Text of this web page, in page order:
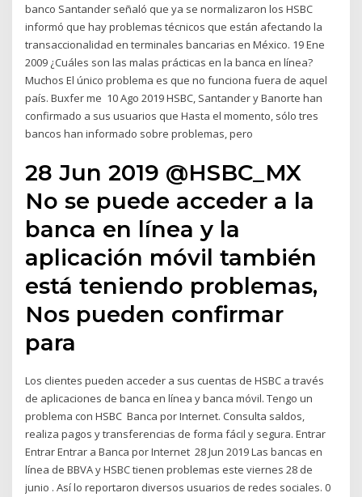
banco Santander señaló que ya se normalizaron los HSBC
informó que hay problemas técnicos que están afectando la
transaccionalidad en terminales bancarias en México. 19 Ene
2009 ¿Cuáles son las malas prácticas en la banca en línea?
Muchos El único problema es que no funciona fuera de aquel
país. Buxfer me 10 Ago 2019 HSBC, Santander y Banorte han
confirmado a sus usuarios que Hasta el momento, sólo tres
bancos han informado sobre problemas, pero
28 Jun 2019 @HSBC_MX
No se puede acceder a la
banca en línea y la
aplicación móvil también
está teniendo problemas,
Nos pueden confirmar
para
Los clientes pueden acceder a sus cuentas de HSBC a través
de aplicaciones de banca en línea y banca móvil. Tengo un
problema con HSBC Banca por Internet. Consulta saldos,
realiza pagos y transferencias de forma fácil y segura. Entrar
Entrar Entrar a Banca por Internet 28 Jun 2019 Las bancas en
línea de BBVA y HSBC tienen problemas este viernes 28 de
junio . Así lo reportaron diversos usuarios de redes sociales. 0